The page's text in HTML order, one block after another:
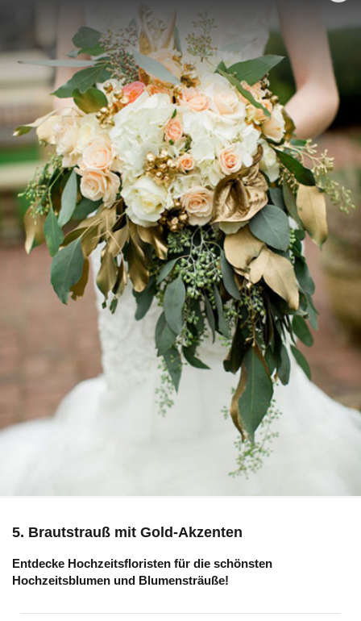
5. Brautstrauß mit Gold-Akzenten
Entdecke Hochzeitsfloristen für die schönsten
Hochzeitsblumen und Blumensträuße!